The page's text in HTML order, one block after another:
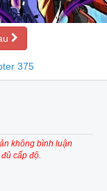
375
không bình luận
cấp độ.